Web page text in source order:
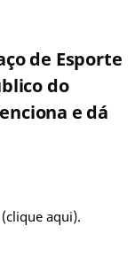
de Esporte
do
e dá
(clique aqui).